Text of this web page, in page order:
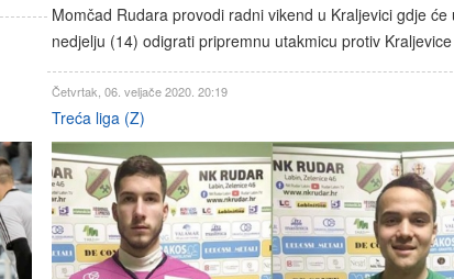
Momčad Rudara provodi radni vikend u Kraljevici gdje će
nedjelju (14) odigrati pripremnu utakmicu protiv Kraljevice
Četvrtak, 06. veljače 2020. 20:19
Treća liga (Z)